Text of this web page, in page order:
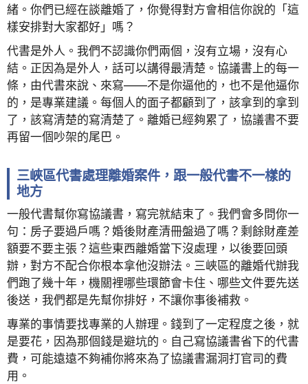
緒。你們已經在談離婚了，你覺得對方會相信你說的「這
樣安排對大家都好」嗎？
代書是外人。我們不認識你們兩個，沒有立場，沒有心
結。正因為是外人，話可以講得最清楚。協議書上的每一
條，由代書來說、來寫——不是你逼他的，也不是他逼你
的，是專業建議。每個人的面子都顧到了，該拿到的拿到
了，該寫清楚的寫清楚了。離婚已經夠累了，協議書不要
再留一個吵架的尾巴。
三峽區代書處理離婚案件，跟一般代書不一樣的
地方
一般代書幫你寫協議書，寫完就結束了。我們會多問你一
句：房子要過戶嗎？婚後財產清冊盤過了嗎？剩餘財產差
額要不要主張？這些東西離婚當下沒處理，以後要回頭
辦，對方不配合你根本拿他沒辦法。三峽區的離婚代辦我
們跑了幾十年，機關裡哪些環節會卡住、哪些文件要先送
後送，我們都是先幫你排好，不讓你事後補救。
專業的事情要找專業的人辦理。錢到了一定程度之後，就
是要花，因為那個錢是避坑的。自己寫協議書省下的代書
費，可能遠遠不夠補你將來為了協議書漏洞打官司的費
用。